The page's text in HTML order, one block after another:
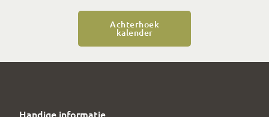
Achterhoek
kalender
Handige informatie